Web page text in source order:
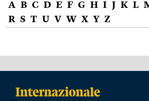
A B C D E F G H I J K L
R S T U V W X Y Z